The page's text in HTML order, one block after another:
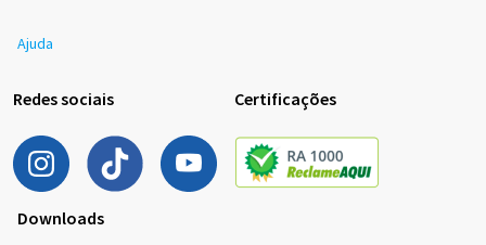
Ajuda
Redes sociais Certificações
Downloads